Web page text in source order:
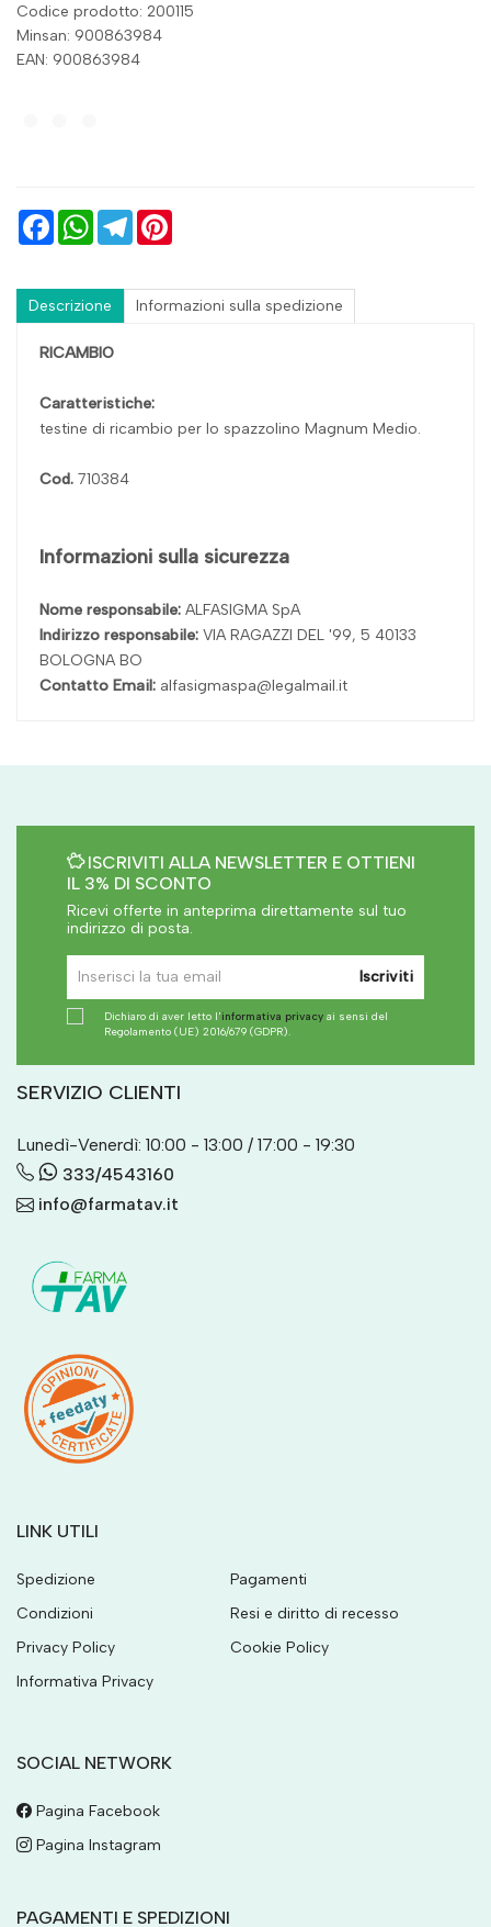
Codice prodotto: 200115
Minsan: 900863984
EAN: 900863984
FacebookWhatsAppTelegram
Descrizione Informazioni sulla spedizione
RICAMBIO
Caratteristiche:
testine di ricambio per lo spazzolino Magnum Medio.
Cod. 710384
Informazioni sulla sicurezza
Nome responsabile: ALFASIGMA SpA
Indirizzo responsabile: VIA RAGAZZI DEL '99, 5 40133
BOLOGNA BO
Contatto Email: alfasigmaspa@legalmail.it
ISCRIVITI ALLA NEWSLETTER E OTTIENI
IL 3% DI SCONTO
Ricevi offerte in anteprima direttamente sul tuo
indirizzo di posta.
Iscriviti
Dichiaro di aver letto l'informativa privacy ai sensi del
Regolamento (UE) 2016/679 (GDPR).
SERVIZIO CLIENTI
Lunedì-Venerdì: 10:00 - 13:00 / 17:00 - 19:30
333/4543160
info@farmatav.it
LINK UTILI
Spedizione
Pagamenti
Condizioni
Resi e diritto di recesso
Privacy Policy
Cookie Policy
Informativa Privacy
SOCIAL NETWORK
Pagina Facebook
Pagina Instagram
PAGAMENTI E SPEDIZIONI